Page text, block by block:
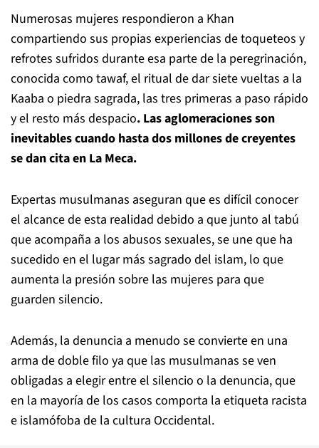
Numerosas mujeres respondieron a Khan
compartiendo sus propias experiencias de toqueteos y
refrotes sufridos durante esa parte de la peregrinación,
conocida como tawaf, el ritual de dar siete vueltas a la
Kaaba o piedra sagrada, las tres primeras a paso rápido
y el resto más despacio. Las aglomeraciones son
inevitables cuando hasta dos millones de creyentes
se dan cita en La Meca.
Expertas musulmanas aseguran que es difícil conocer
el alcance de esta realidad debido a que junto al tabú
que acompaña a los abusos sexuales, se une que ha
sucedido en el lugar más sagrado del islam, lo que
aumenta la presión sobre las mujeres para que
guarden silencio.
Además, la denuncia a menudo se convierte en una
arma de doble filo ya que las musulmanas se ven
obligadas a elegir entre el silencio o la denuncia, que
en la mayoría de los casos comporta la etiqueta racista
e islamófoba de la cultura Occidental.